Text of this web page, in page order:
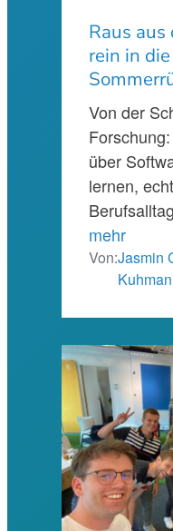
Raus
rein in
Von der
über
lernen,
mehr
Von:Jasmin